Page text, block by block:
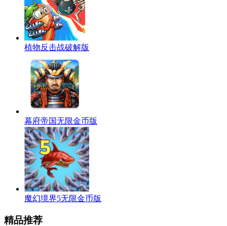
植物反击战破解版
幕府帝国无限金币版
魔幻境界5无限金币版
精品推荐